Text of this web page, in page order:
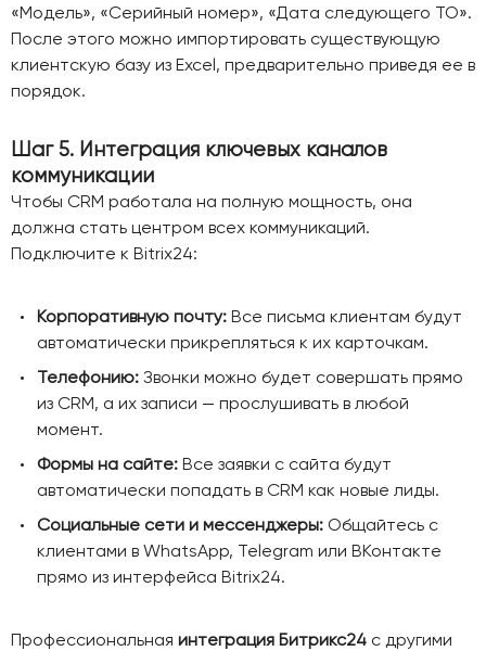
«Модель», «Серийный номер», «Дата следующего ТО».
После этого можно импортировать существующую
клиентскую базу из Excel, предварительно приведя ее в
порядок.
Шаг 5. Интеграция ключевых каналов
коммуникации
Чтобы CRM работала на полную мощность, она
должна стать центром всех коммуникаций.
Подключите к Bitrix24:
Корпоративную почту: Все письма клиентам будут
автоматически прикрепляться к их карточкам.
Телефонию: Звонки можно будет совершать прямо
из CRM, а их записи — прослушивать в любой
момент.
Формы на сайте: Все заявки с сайта будут
автоматически попадать в CRM как новые лиды.
Социальные сети и мессенджеры: Общайтесь с
клиентами в WhatsApp, Telegram или ВКонтакте
прямо из интерфейса Bitrix24.
Профессиональная интеграция Битрикс24 с другими